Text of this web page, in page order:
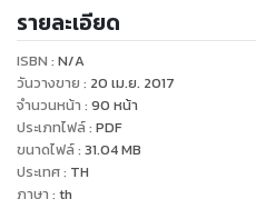
เหมาะแก่การพักผ่อน...สำหรับ
นิตยสารฉบับพิเศษในรูปแบบ
กำไรสู่ผู้อ่านและทำให้ผู้อ่านได้รู้จั
รายละเอียด
ISBN : N/A
วันวางขาย : 20 เม.ย. 2017
จำนวนหน้า : 90 หน้า
ประเภทไฟล์: PDF
ขนาดไฟล์: 31.04MB
ประเทศ: TH
ภาษา : th